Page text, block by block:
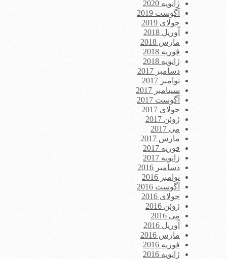
ژانویه 2020
آگوست 2019
جولای 2019
آوریل 2018
مارس 2018
فوریه 2018
ژانویه 2018
دسامبر 2017
نوامبر 2017
سپتامبر 2017
آگوست 2017
جولای 2017
ژوئن 2017
می 2017
مارس 2017
فوریه 2017
ژانویه 2017
دسامبر 2016
نوامبر 2016
آگوست 2016
جولای 2016
ژوئن 2016
می 2016
آوریل 2016
مارس 2016
فوریه 2016
ژانویه 2016